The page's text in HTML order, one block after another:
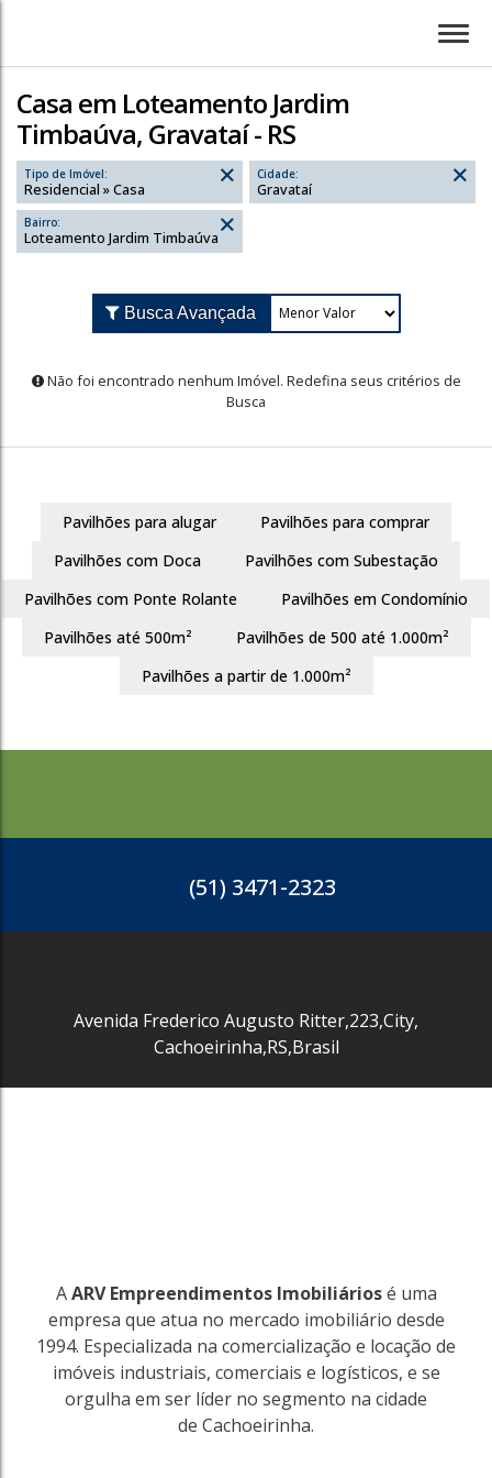
Casa em Loteamento Jardim
Timbaúva, Gravataí - RS
Tipo de Imóvel:
Residencial » Casa
Cidade:
Gravataí
Bairro:
Busca Avançada
Pavilhões para alugar
Pavilhões para comprar
Pavilhões com Doca
Pavilhões com Subestação
Pavilhões com Ponte Rolante
Pavilhões em Condomínio
Pavilhões até 500m²
Pavilhões de 500 até 1.000m²
Pavilhões a partir de 1.000m²
(51) 3471-2323
Avenida Frederico Augusto Ritter,223,City,
Cachoeirinha,RS,Brasil
AARV Empreendimentos Imobiliáriosé uma
empresa que atua no mercado imobiliário desde
1994. Especializada na comercialização e locação de
imóveis industriais, comerciais e logísticos, e se
orgulha em ser líder no segmento na cidade
de Cachoeirinha.